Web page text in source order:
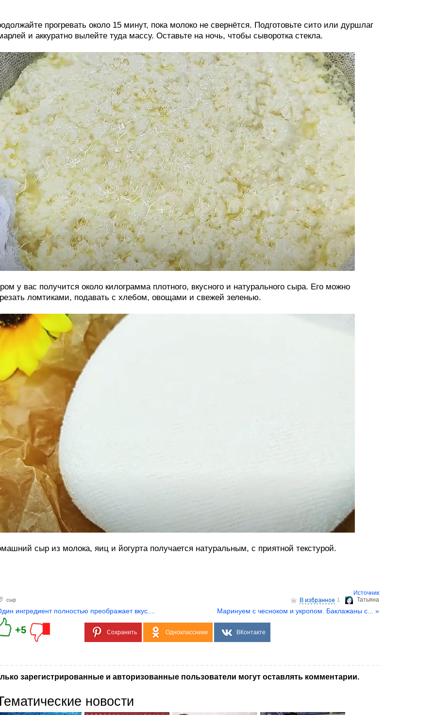
прогревать около 15 минут, пока молоко не свернётся. Подготовьте сито или дуршлаг
и аккуратно вылейте туда массу. Оставьте на ночь, чтобы сыворотка стекла.
у вас получится около килограмма плотного, вкусного и натурального сыра. Его можно
ломтиками, подавать с хлебом, овощами и свежей зеленью.
сыр из молока, яиц и йогурта получается натуральным, с приятной текстурой.
Источник
Татьяна
1
сыр
ингредиент полностью преображает вкус.... Маринуем с чесноком и укропом. Баклажаны с... »
+5 Сохранить Одноклассники ВКонтакте
зарегистрированные и авторизованные пользователи могут оставлять комментарии.
новости